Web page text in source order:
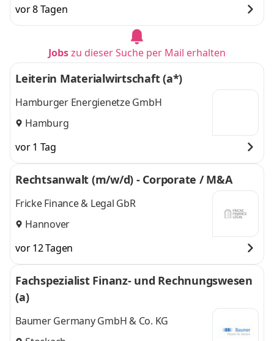
vor 8 Tagen
Jobszu dieser Suche per Mail erhalten
Leiterin Materialwirtschaft (a*)
Hamburger Energienetze GmbH
Hamburg
vor 1 Tag
Rechtsanwalt (m/w/d) - Corporate / M&A
Fricke Finance & Legal GbR
Hannover
vor 12 Tagen
Fachspezialist Finanz- und Rechnungswesen
(a)
Baumer Germany GmbH & Co. KG